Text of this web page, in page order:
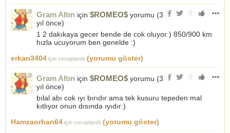
0
Gram Altın için $ROMEO$ yorumu (3
yıl önce)
1 2 dakıkaya gecer bende de cok oluyor:) 850/900 km
hızla ucuyorum ben genelde :)
erkan3404 için cevaplandı (yorumu göster)
0
Gram Altın için $ROMEO$ yorumu (3
yıl önce)
bılal abı cok ıyı bırıdır ama tek kusuru tepeden mal
kıtlıyor onun dısında ıyıdır:)
Hamzaorhan64 için cevaplandı (yorumu göster)